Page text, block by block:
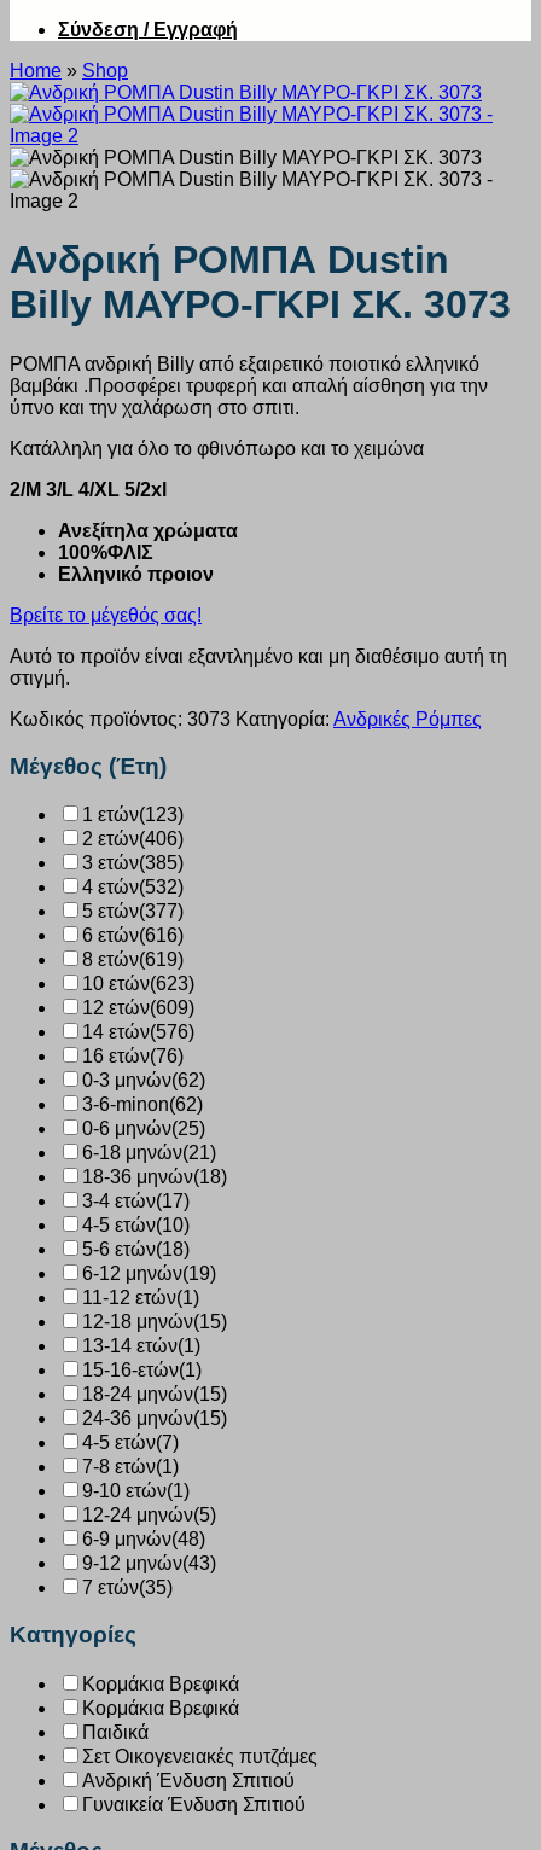
Σύνδεση / Εγγραφή
Home » Shop
Ανδρική ΡΟΜΠΑ Dustin
Billy ΜΑΥΡΟ-ΓΚΡΙ ΣΚ. 3073
ΡΟΜΠΑ ανδρική Billy από εξαιρετικό ποιοτικό ελληνικό
βαμβάκι .Προσφέρει τρυφερή και απαλή αίσθηση για την
ύπνο και την χαλάρωση στο σπιτι.
Κατάλληλη για όλο το φθινόπωρο και το χειμώνα
2/M 3/L 4/XL 5/2xl
Ανεξίτηλα χρώματα
100%ΦΛΙΣ
Ελληνικό προιον
Βρείτε το μέγεθός σας!
Αυτό το προϊόν είναι εξαντλημένο και μη διαθέσιμο αυτή τη
στιγμή.
Κωδικός προϊόντος: 3073 Κατηγορία: Ανδρικές Ρόμπες
Μέγεθος (Έτη)
1 ετών(123)
2 ετών(406)
3 ετών(385)
4 ετών(532)
5 ετών(377)
6 ετών(616)
8 ετών(619)
10 ετών(623)
12 ετών(609)
14 ετών(576)
16 ετών(76)
0-3 μηνών(62)
3-6-minon(62)
0-6 μηνών(25)
6-18 μηνών(21)
18-36 μηνών(18)
3-4 ετών(17)
4-5 ετών(10)
5-6 ετών(18)
6-12 μηνών(19)
11-12 ετών(1)
12-18 μηνών(15)
13-14 ετών(1)
15-16-ετών(1)
18-24 μηνών(15)
24-36 μηνών(15)
4-5 ετών(7)
7-8 ετών(1)
9-10 ετών(1)
12-24 μηνών(5)
6-9 μηνών(48)
9-12 μηνών(43)
7 ετών(35)
Κατηγορίες
Κορμάκια Βρεφικά
Κορμάκια Βρεφικά
Παιδικά
Σετ Οικογενειακές πυτζάμες
Ανδρική Ένδυση Σπιτιού
Γυναικεία Ένδυση Σπιτιού